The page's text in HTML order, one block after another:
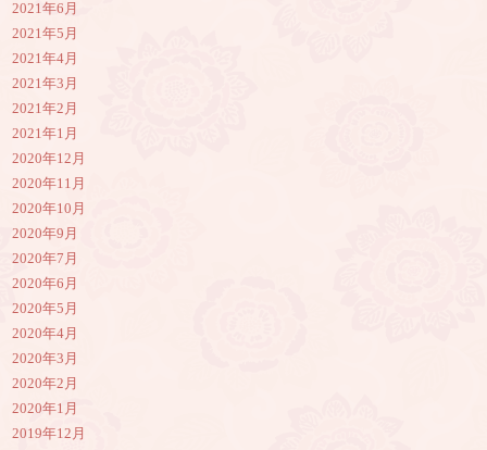
2021年6月
2021年5月
2021年4月
2021年3月
2021年2月
2021年1月
2020年12月
2020年11月
2020年10月
2020年9月
2020年7月
2020年6月
2020年5月
2020年4月
2020年3月
2020年2月
2020年1月
2019年12月